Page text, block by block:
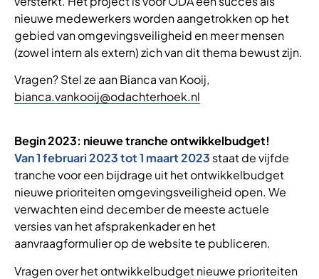
nieuwe medewerkers worden aangetrokken op het
gebied van omgevingsveiligheid en meer mensen
(zowel intern als extern) zich van dit thema bewust zijn.
Vragen? Stel ze aan Bianca van Kooij,
bianca.vankooij@odachterhoek.nl
Begin 2023: nieuwe tranche ontwikkelbudget!
Van 1 februari 2023 tot 1 maart 2023 staat de vijfde
tranche voor een bijdrage uit het ontwikkelbudget
nieuwe prioriteiten omgevingsveiligheid open. We
verwachten eind december de meeste actuele
versies van het afsprakenkader en het
aanvraagformulier op de website te publiceren.
Vragen over het ontwikkelbudget nieuwe prioriteiten